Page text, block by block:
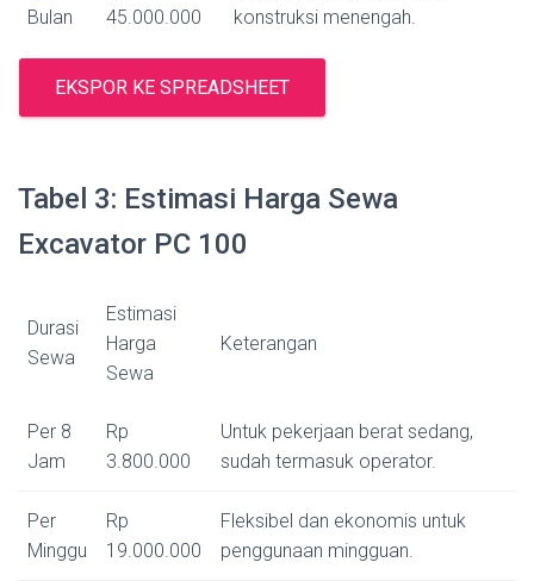
Bulan
45.000.000
konstruksi menengah.
EKSPOR KE SPREADSHEET
Tabel 3: Estimasi Harga Sewa
Excavator PC 100
Durasi
Sewa
Estimasi
Harga
Sewa
Keterangan
Per 8
Jam
Rp
3.800.000
Untuk pekerjaan berat sedang,
sudah termasuk operator.
Per
Minggu
Rp
19.000.000
Fleksibel dan ekonomis untuk
penggunaan mingguan.